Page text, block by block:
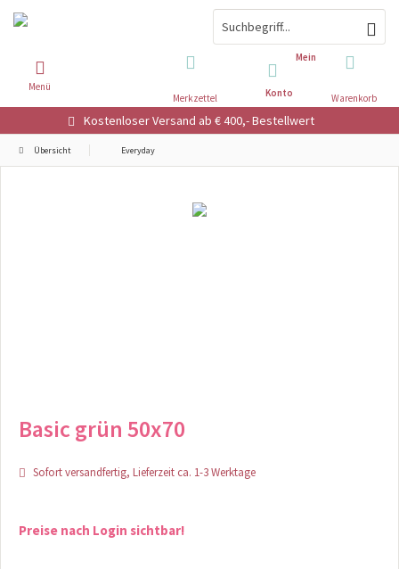
Kostenloser Versand ab € 400,- Bestellwert
Warenkorb
Merkzettel
Mein
Konto
Menü
Übersicht Everyday
Basic grün 50x70
Sofort versandfertig, Lieferzeit ca. 1-3 Werktage
Preise nach Login sichtbar!